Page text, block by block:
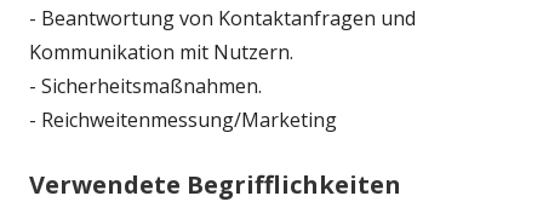
- Beantwortung von Kontaktanfragen und
Kommunikation mit Nutzern.
- Sicherheitsmaßnahmen.
- Reichweitenmessung/Marketing
Verwendete Begrifflichkeiten